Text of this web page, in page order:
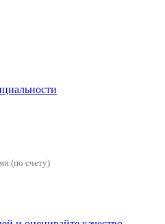
(по счету)